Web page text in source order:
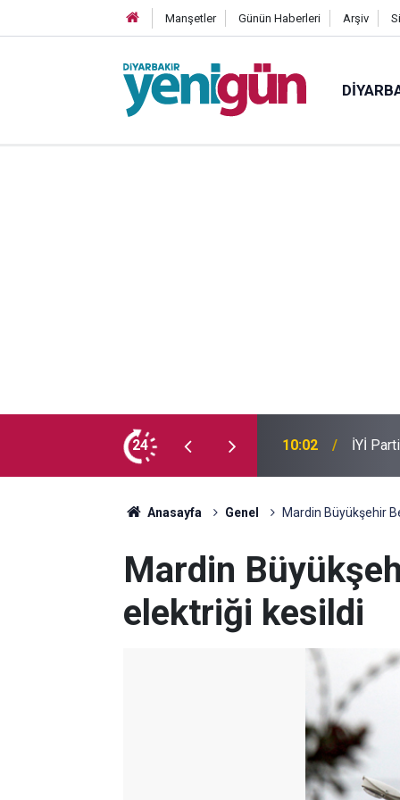
Manşetler Günün Haberleri Arşiv
24
milyon Kürt var? 09:54 Suça
Anasayfa Genel Mardin Büyükşehir
Mardin
elektriği kesildi